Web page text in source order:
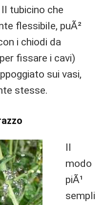
tubicino che
flessibile, puÃ²
i chiodi da
fissare i cavi)
sui vasi,
stesse.
Il
modo
piÃ¹
sempli